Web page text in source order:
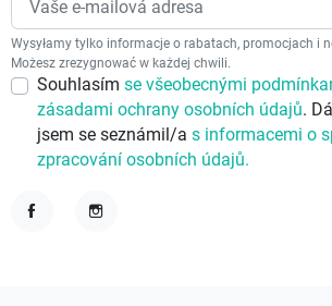
Wysyłamy tylko informacje o rabatach, promocjach i
Możesz zrezygnować w każdej chwili.
Souhlasím se všeobecnými
zásadami ochrany osobních údajů.
jsem se seznámil/a s informacemi o
zpracování osobních údajů.